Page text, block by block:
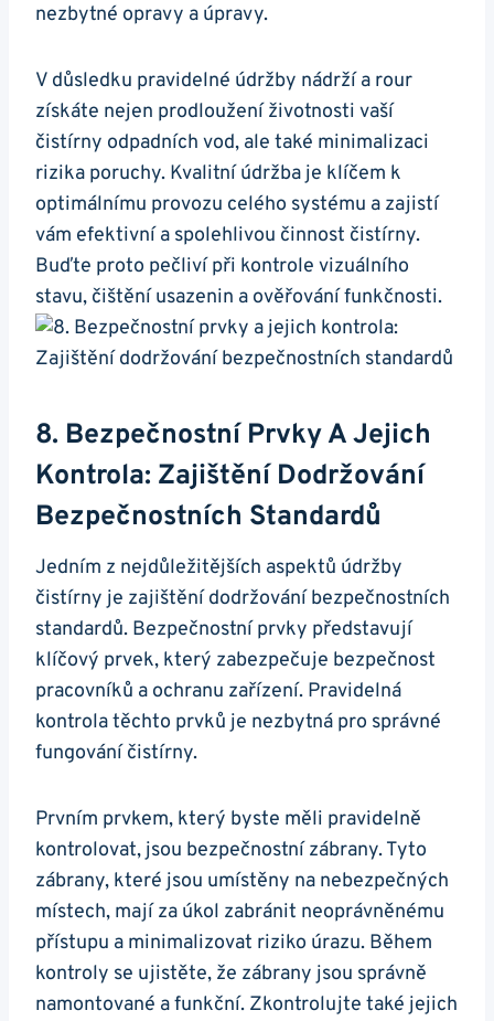
nezbytné opravy a úpravy.
V důsledku pravidelné údržby nádrží a rour
získáte nejen prodloužení životnosti vaší
čistírny odpadních vod, ale také minimalizaci
rizika poruchy. Kvalitní údržba je klíčem k
optimálnímu provozu celého systému a zajistí
vám efektivní a spolehlivou činnost čistírny.
Buďte proto pečliví při kontrole vizuálního
stavu, čištění usazenin a ověřování funkčnosti.
8. Bezpečnostní Prvky A Jejich
Kontrola: Zajištění Dodržování
Bezpečnostních Standardů
Jedním z nejdůležitějších aspektů údržby
čistírny je zajištění dodržování bezpečnostních
standardů. Bezpečnostní prvky představují
klíčový prvek, který zabezpečuje bezpečnost
pracovníků a ochranu zařízení. Pravidelná
kontrola těchto prvků je nezbytná pro správné
fungování čistírny.
Prvním prvkem, který byste měli pravidelně
kontrolovat, jsou bezpečnostní zábrany. Tyto
zábrany, které jsou umístěny na nebezpečných
místech, mají za úkol zabránit neoprávněnému
přístupu a minimalizovat riziko úrazu. Během
kontroly se ujistěte, že zábrany jsou správně
namontované a funkční. Zkontrolujte také jejich